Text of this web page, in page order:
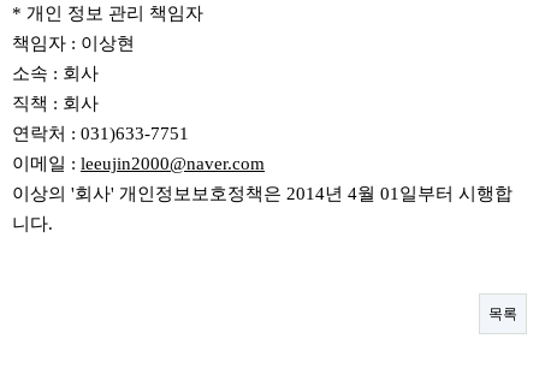
* 개인 정보 관리 책임자
책임자 : 이상현
소속 : 회사
직책 : 회사
연락처 : 031)633-7751
이메일 : leeujin2000@naver.com
이상의 '회사' 개인정보보호정책은 2014년 4월 01일부터 시행합
니다.
목록